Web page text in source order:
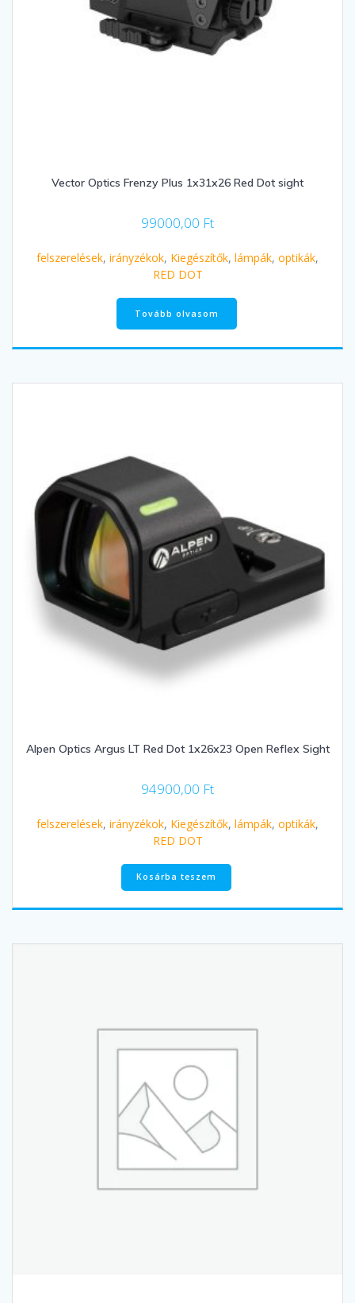
Vector Optics Frenzy Plus 1x31x26 Red Dot sight
99000,00 Ft
felszerelések, irányzékok, Kiegészítők, lámpák, optikák,
RED DOT
Tovább olvasom
Alpen Optics Argus LT Red Dot 1x26x23 Open Reflex Sight
94900,00 Ft
felszerelések, irányzékok, Kiegészítők, lámpák, optikák,
RED DOT
Kosárba teszem